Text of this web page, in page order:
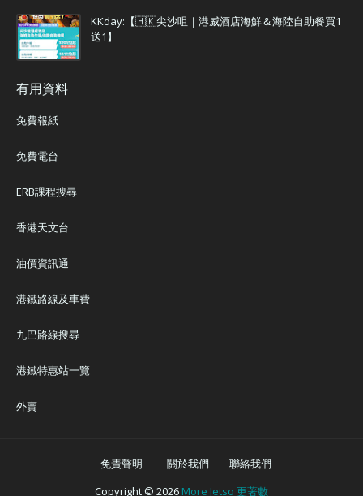
KKday:【🇭🇰尖沙咀｜港威酒店海鮮＆海陸自助餐買1
送1】
有用資料
免費報紙
免費電台
ERB課程搜尋
香港天文台
油價資訊通
港鐵路線及車費
九巴路線搜尋
港鐵特惠站一覽
外賣
免責聲明 關於我們
聯絡我們
Copyright © 2026 More Jetso 更著數